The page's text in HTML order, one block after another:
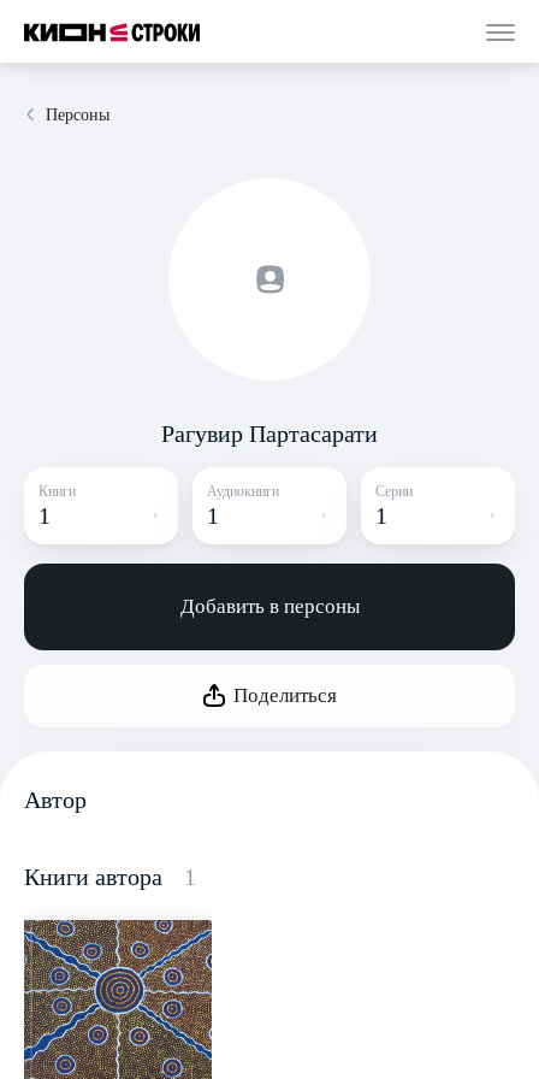
Персоны
Рагувир Партасарати
Книги
1
Аудиокниги
1
Серии
1
Добавить в персоны
Поделиться
Автор
Книги автора 1